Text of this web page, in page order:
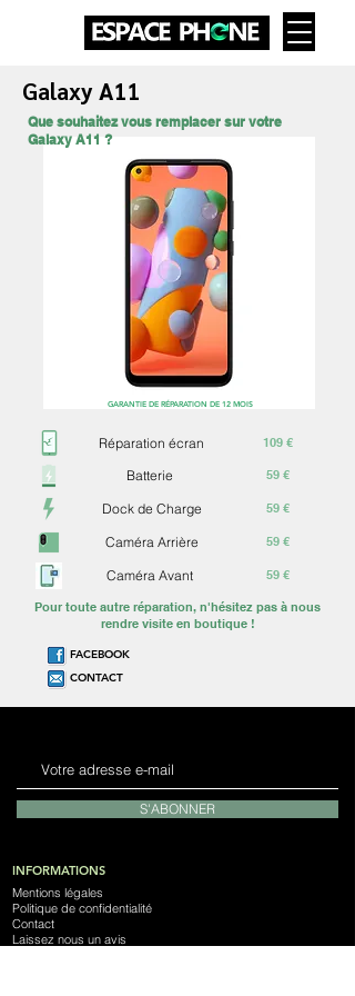
Galaxy A11
Réparation écran
59 €
Dock de Charge
Que souhaitez vous remplacer sur votre
Galaxy A11 ?
Caméra Arrière
59 €
109 €
59 €
Batterie
Caméra Avant 59 €
Pour toute autre réparation, n'hésitez pas à nous
rendre visite en boutique !
FACEBOOK
CONTACT
GARANTIE DE RÉPARATION DE 12 MOIS
S'ABONNER
INFORMATIONS
Mentions légales
Politique de confidentialité
Contact
Laissez nous un avis